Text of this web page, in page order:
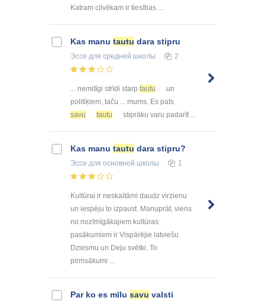
Katram cilvēkam ir tiesības ...
Kas manu tautu dara stipru
Эссе для средней школы 2
... nemitīgi strīdi starp tautu
un
politiķiem, taču ... mums. Es pats
savu
tautu stiprāku varu padarīt ...
Kas manu tautu dara stipru?
Эссе для основной школы 1
Kultūrai ir neskaitāmi daudz virzienu
un iespēju to izpaust. Manuprāt, viens
no nozīmīgākajiem kultūras
pasākumiem ir Vispārējie latviešu
Dziesmu un Deju svētki. To
pirmsākumi ...
Par ko es mīlu savu valsti